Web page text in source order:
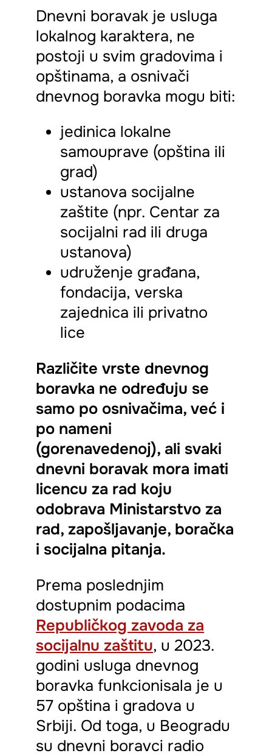
Dnevni boravak je usluga
lokalnog karaktera, ne
postoji u svim gradovima i
opštinama, a osnivači
dnevnog boravka mogu biti:
jedinica lokalne
samouprave (opština ili
grad)
ustanova socijalne
zaštite (npr. Centar za
socijalni rad ili druga
ustanova)
udruženje građana,
fondacija, verska
zajednica ili privatno
lice
Različite vrste dnevnog
boravka ne određuju se
samo po osnivačima, već i
po nameni
(gorenavedenoj), ali svaki
dnevni boravak mora imati
licencu za rad koju
odobrava Ministarstvo za
rad, zapošljavanje, boračka
i socijalna pitanja.
Prema poslednjim
dostupnim podacima
Republičkog zavoda za
socijalnu zaštitu, u 2023.
godini usluga dnevnog
boravka funkcionisala je u
57 opština i gradova u
Srbiji. Od toga, u Beogradu
su dnevni boravci radio